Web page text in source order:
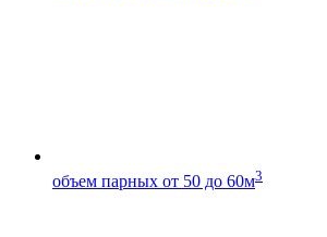
объем парных от 50 до 60м3